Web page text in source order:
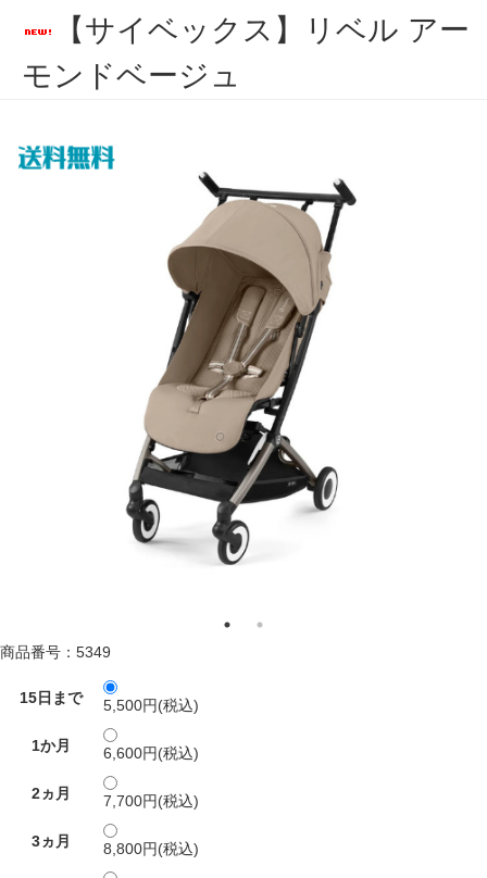
【サイベックス】リベル アー
モンドベージュ
商品番号：5349
15日まで 5,500円(税込)
1か月 6,600円(税込)
2ヵ月 7,700円(税込)
3ヵ月 8,800円(税込)